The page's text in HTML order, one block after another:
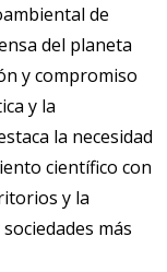
de
del planeta
y compromiso
y la
la necesidad
científico con
y la
más